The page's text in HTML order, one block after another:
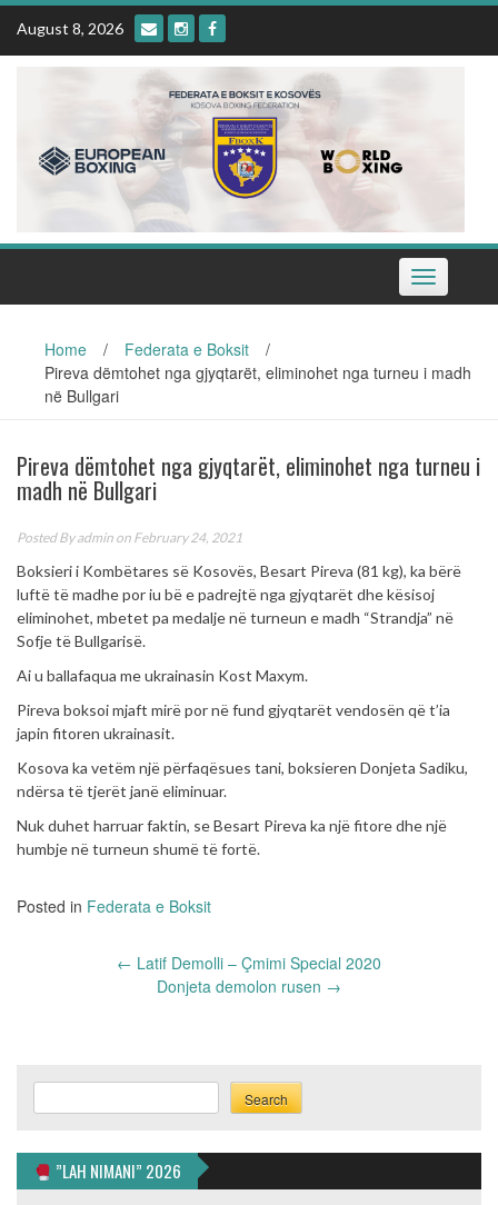
Skip
content
August 8, 2026
Toggle
navigation
Home / Federata e Boksit
/
Pireva dëmtohet nga gjyqtarët, eliminohet nga turneu i madh
në Bullgari
Pireva dëmtohet nga gjyqtarët, eliminohet nga turneu i
madh në Bullgari
Posted Byadmin on February 24, 2021
Boksieri i Kombëtares së Kosovës, Besart Pireva (81 kg), ka bërë
luftë të madhe por iu bë e padrejtë nga gjyqtarët dhe kësisoj
eliminohet, mbetet pa medalje në turneun e madh “Strandja” në
Sofje të Bullgarisë.
Ai u ballafaqua me ukrainasin Kost Maxym.
Pireva boksoi mjaft mirë por në fund gjyqtarët vendosën që t’ia
japin fitoren ukrainasit.
Kosova ka vetëm një përfaqësues tani, boksieren Donjeta Sadiku,
ndërsa të tjerët janë eliminuar.
Nuk duhet harruar faktin, se Besart Pireva ka një fitore dhe një
humbje në turneun shumë të fortë.
Posted in Federata e Boksit
← Latif Demolli – Çmimi Special 2020
Donjeta demolon rusen →
Search
”LAH NIMANI” 2026